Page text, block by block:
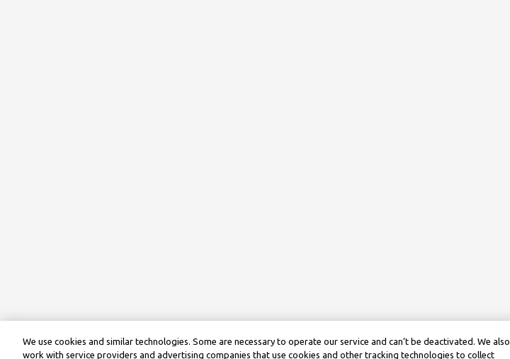
We use cookies and similar technologies. Some are necessary to operate our service and can’t be deactivated. We also
work with service providers and advertising companies that use cookies and other tracking technologies to collect